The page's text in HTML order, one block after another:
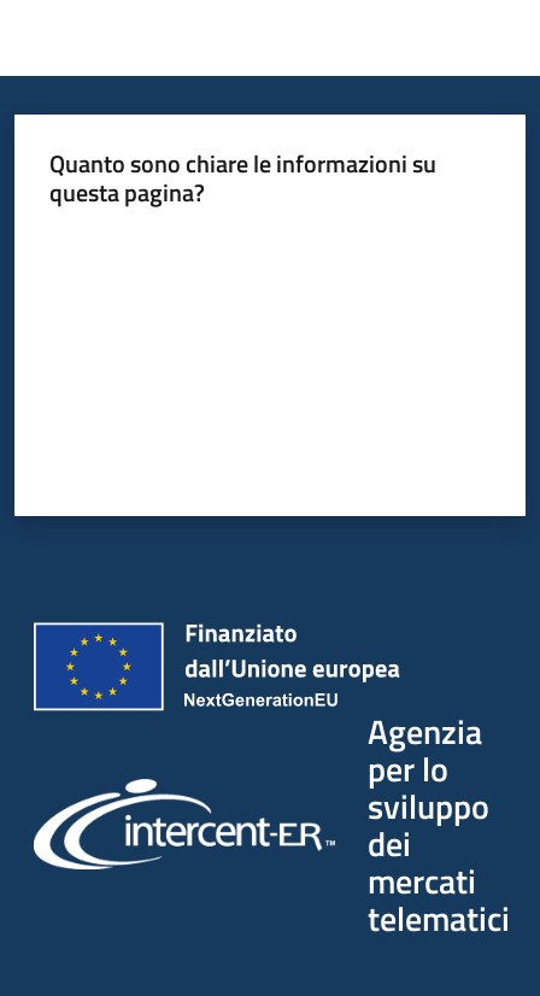
Quanto sono chiare le informazioni su
questa pagina?
Agenzia
per lo
sviluppo
dei
mercati
telematici